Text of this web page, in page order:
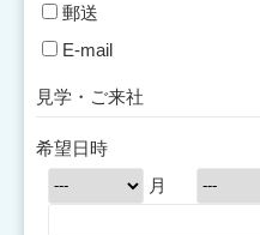
郵送
E-mail
見学・ご来社
希望日時
月